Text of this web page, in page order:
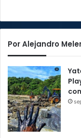
Por Alejandro